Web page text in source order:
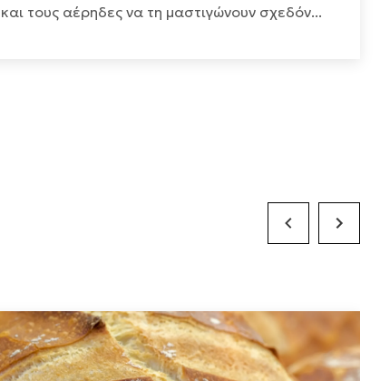
και τους αέρηδες να τη μαστιγώνουν σχεδόν...
Previous SlideNext